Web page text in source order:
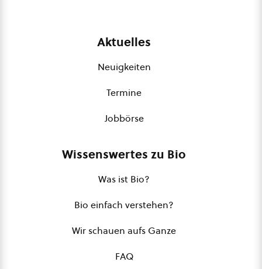
Aktuelles
Neuigkeiten
Termine
Jobbörse
Wissenswertes zu Bio
Was ist Bio?
Bio einfach verstehen?
Wir schauen aufs Ganze
FAQ